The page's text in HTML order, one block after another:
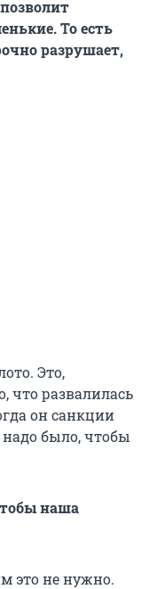
То есть
разрушает,
Это,
что развалилась
он санкции
надо было, чтобы
наша
это не нужно.